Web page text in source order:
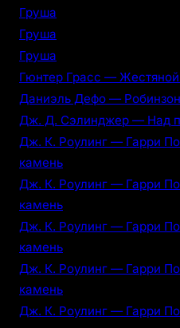
Груша
Груша
Груша
Гюнтер Грасс —
Даниэль Дефо —
Дж. Д. Сэлинджер — Над
Дж. К. Роулинг — Гарри
камень
Дж. К. Роулинг — Гарри
камень
Дж. К. Роулинг — Гарри
камень
Дж. К. Роулинг — Гарри
камень
Дж. К. Роулинг — Гарри